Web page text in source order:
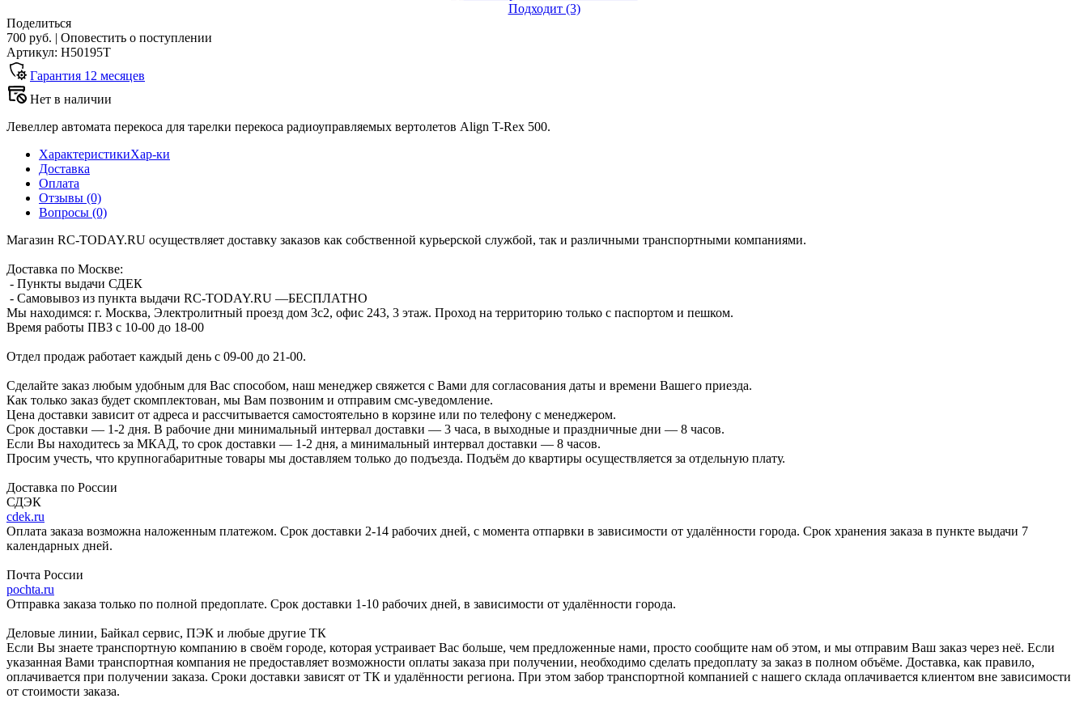
Подходит (3)
Поделиться
700 руб. | Оповестить о поступлении
Артикул: H50195T
Гарантия 12 месяцев
Нет в наличии
Левеллер автомата перекоса для тарелки перекоса радиоуправляемых вертолетов Align T-Rex 500.
ХарактеристикиХар-ки
Доставка
Оплата
Отзывы (0)
Вопросы (0)
Магазин RC-TODAY.RU осуществляет доставку заказов как собственной курьерской службой, так и различными транспортными компаниями.
Доставка по Москве:
- Пункты выдачи СДЕК
- Самовывоз из пункта выдачи RC-TODAY.RU —БЕСПЛАТНО
Мы находимся: г. Москва, Электролитный проезд дом 3с2, офис 243, 3 этаж. Проход на территорию только с паспортом и пешком.
Время работы ПВЗ с 10-00 до 18-00
Отдел продаж работает каждый день с 09-00 до 21-00.
Сделайте заказ любым удобным для Вас способом, наш менеджер свяжется с Вами для согласования даты и времени Вашего приезда.
Как только заказ будет скомплектован, мы Вам позвоним и отправим смс-уведомление.
Цена доставки зависит от адреса и рассчитывается самостоятельно в корзине или по телефону с менеджером.
Срок доставки — 1-2 дня. В рабочие дни минимальный интервал доставки — 3 часа, в выходные и праздничные дни — 8 часов.
Если Вы находитесь за МКАД, то срок доставки — 1-2 дня, а минимальный интервал доставки — 8 часов.
Просим учесть, что крупногабаритные товары мы доставляем только до подъезда. Подъём до квартиры осуществляется за отдельную плату.
Доставка по России
СДЭК
cdek.ru
Оплата заказа возможна наложенным платежом. Срок доставки 2-14 рабочих дней, с момента отпарвки в зависимости от удалённости города. Срок хранения заказа в пункте выдачи 7
календарных дней.
Почта России
pochta.ru
Отправка заказа только по полной предоплате. Срок доставки 1-10 рабочих дней, в зависимости от удалённости города.
Деловые линии, Байкал сервис, ПЭК и любые другие ТК
Если Вы знаете транспортную компанию в своём городе, которая устраивает Вас больше, чем предложенные нами, просто сообщите нам об этом, и мы отправим Ваш заказ через неё. Если
указанная Вами транспортная компания не предоставляет возможности оплаты заказа при получении, необходимо сделать предоплату за заказ в полном объёме. Доставка, как правило,
оплачивается при получении заказа. Сроки доставки зависят от ТК и удалённости региона. При этом забор транспортной компанией с нашего склада оплачивается клиентом вне зависимости
от стоимости заказа.